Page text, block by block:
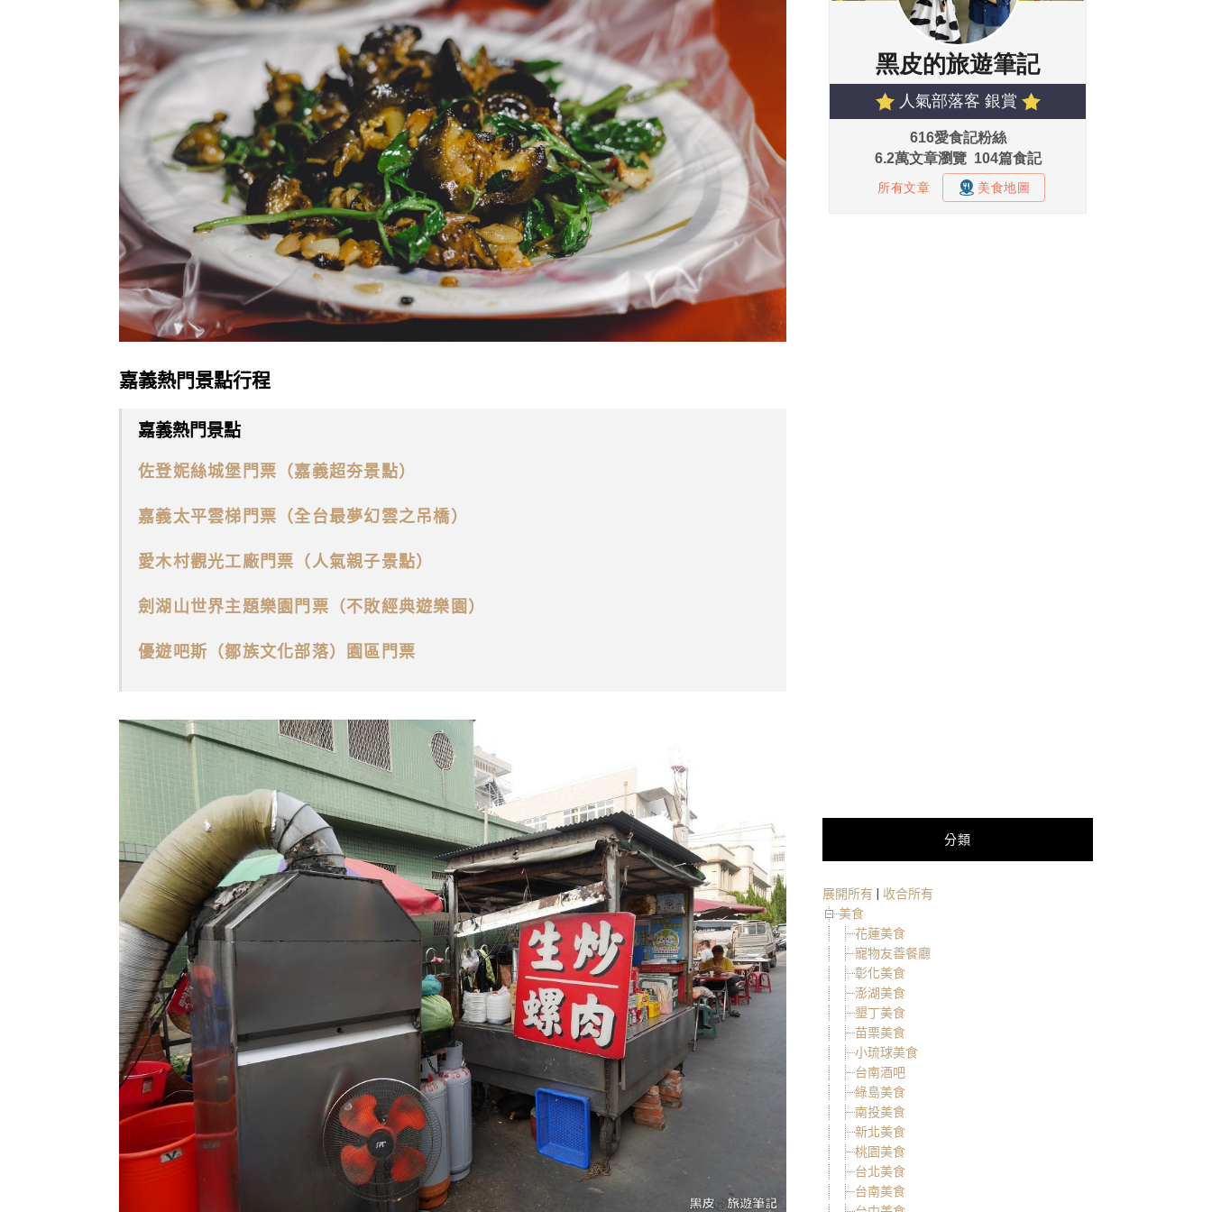
嘉義熱門景點行程
嘉義熱門景點
佐登妮絲城堡門票（嘉義超夯景點）
嘉義太平雲梯門票（全台最夢幻雲之吊橋）
愛木村觀光工廠門票（人氣親子景點）
劍湖山世界主題樂園門票（不敗經典遊樂園）
優遊吧斯（鄒族文化部落）園區門票
分類
展開所有 | 收合所有
美食
花蓮美食
寵物友善餐廳
彰化美食
澎湖美食
墾丁美食
苗栗美食
小琉球美食
台南酒吧
綠島美食
南投美食
新北美食
桃園美食
台北美食
台南美食